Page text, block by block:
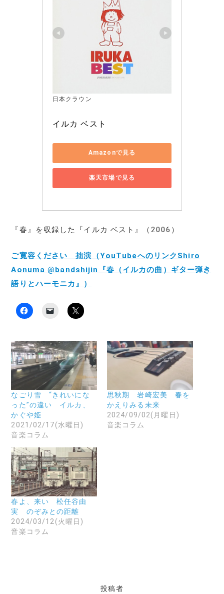
日本クラウン
イルカ ベスト
Amazonで見る
楽天市場で見る
『春』を収録した『イルカ ベスト』（2006）
ご寛容ください 拙演（YouTubeへのリンクShiro
Aonuma @bandshijin『春（イルカの曲）ギター弾き
語りとハーモニカ』）
F
a
o
o
k
で
共
有
る
に
は
ク
リ
ッ
ク
し
て
く
だ
さ
い
(
新
し
い
ウ
ィ
ン
ド
ウ
で
開
て
友
達
に
メ
ー
ル
で
リ
ン
ク
送
信
し
ウ
ィ
ン
ド
ウ
で
開
き
ま
す
)
ク
リ
て
X
で
共
有
(
新
し
い
ウ
ィ
ド
ウ
き
ま
す
)
なごり雪 “きれいにな
った”の違い イルカ、
かぐや姫
2021/02/17(水曜日)
音楽コラム
思秋期 岩崎宏美 春を
かえりみる未来
2024/09/02(月曜日)
音楽コラム
春よ、来い 松任谷由
実 のぞみとの距離
2024/03/12(火曜日)
音楽コラム
投稿者